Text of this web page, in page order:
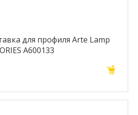
для профиля Arte Lamp
A600133